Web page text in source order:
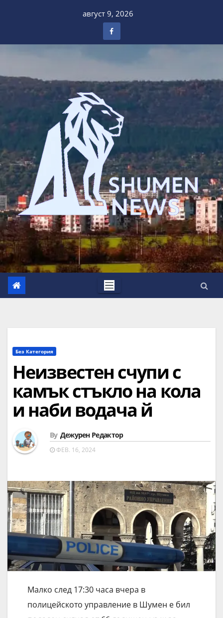
август 9, 2026
Без Категория
Неизвестен счупи с
камък стъкло на кола
и наби водача й
By Дежурен Редактор
ФЕВ. 16, 2024
Малко след 17:30 часа вчера в
полицейското управление в Шумен е бил